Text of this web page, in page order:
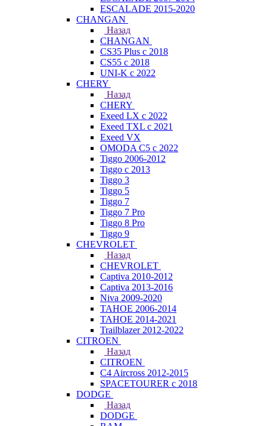
ESCALADE 2015-2020
CHANGAN
Назад
CHANGAN
CS35 Plus с 2018
CS55 с 2018
UNI-K с 2022
CHERY
Назад
CHERY
Exeed LX с 2022
Exeed TXL с 2021
Exeed VX
OMODA C5 с 2022
Tiggo 2006-2012
Tiggo с 2013
Tiggo 3
Tiggo 5
Tiggo 7
Tiggo 7 Pro
Tiggo 8 Pro
Tiggo 9
CHEVROLET
Назад
CHEVROLET
Captiva 2010-2012
Captiva 2013-2016
Niva 2009-2020
TAHOE 2006-2014
TAHOE 2014-2021
Trailblazer 2012-2022
CITROEN
Назад
CITROEN
C4 Aircross 2012-2015
SPACETOURER с 2018
DODGE
Назад
DODGE